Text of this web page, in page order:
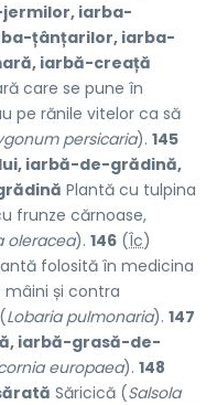
iarba-
țânțarilor, iarba-
iarbă-creață
care se pune în
pe rănile vitelor ca să
persicaria). 145
iarbă-de-grădină,
Plantă cu tulpina
frunze cărnoase,
oleracea). 146 (Îc)
folosită în medicina
și contra
Lobaria pulmonaria). 147
iarbă-grasă-de-
europaea). 148
Săricică (Salsola